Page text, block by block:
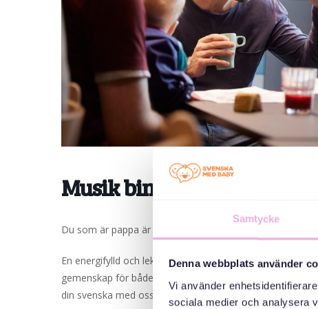
Samtycke
Denna webbplats använder
Vi använder
sociala medier och analysera
Musik bingo! – Pappaträff
Du som är pappa är välkommen till våra pappaträffar,
En energifylld och lekfull aktivitet där musik, rörelse och
gemenskap för både pappor och barn. Kanske du hittar
din svenska med oss! Våra träffar är alltid gratis. Vi ser